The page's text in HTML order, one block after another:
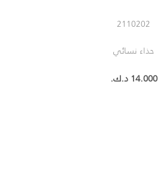
2110202
حذاء نسائي
14.000 د.ك.‏